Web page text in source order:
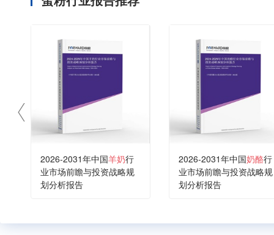
2026-2031年中国羊奶行
业市场前瞻与投资战略规
划分析报告
2026-2031年中国奶酪行
业市场前瞻与投资战略规
划分析报告